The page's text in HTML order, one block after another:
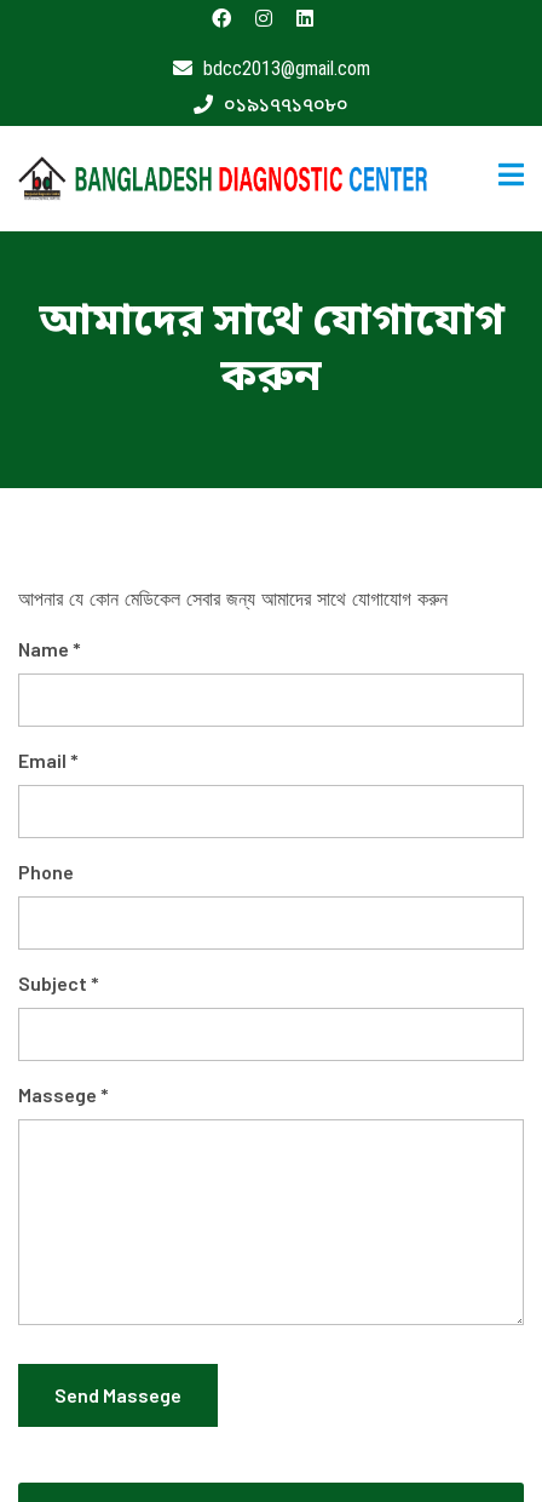
bdcc2013@gmail.com
০১৯১৭৭১৭০৮০
বিশেষজ্ঞ
ডাক্তার
ফার্মাসী
যোগাযোগ
আমাদের সাথে যোগাযোগ
করুন
আপনার যে কোন মেডিকেল সেবার জন্য আমাদের সাথে যোগাযোগ করুন
Name *
Email *
Phone
Subject *
Massege *
Send Massege